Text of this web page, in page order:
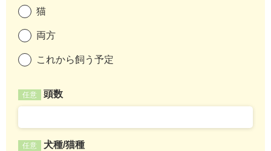
猫
両方
これから飼う予定
任意 頭数
任意 犬種/猫種